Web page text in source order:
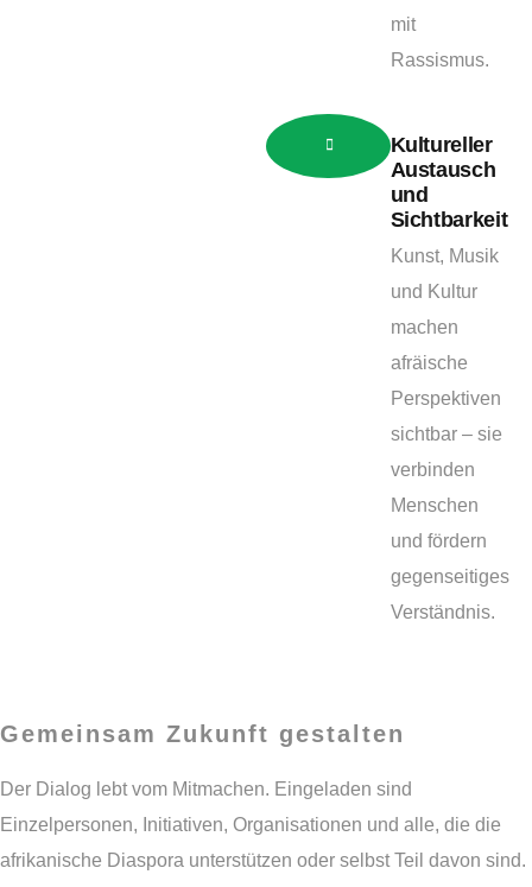
mit
Rassismus.
Kultureller
Austausch
und
Sichtbarkeit
Kunst, Musik
und Kultur
machen
afräische
Perspektiven
sichtbar – sie
verbinden
Menschen
und fördern
gegenseitiges
Verständnis.
Gemeinsam Zukunft gestalten
Der Dialog lebt vom Mitmachen. Eingeladen sind
Einzelpersonen, Initiativen, Organisationen und alle, die die
afrikanische Diaspora unterstützen oder selbst Teil davon sind.